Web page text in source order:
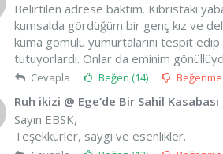
Belirtilen adrese baktım. Kıbrıstaki
kumsalda gördüğüm bir genç kız ve
kuma gömülü yumurtalarını tespit edip
tutuyorlardı. Onlar da eminim
Cevapla Beğen (14)
Ruh ikizi @ Ege’de Bir Sahil Kasabası
Sayın EBSK,
Teşekkürler, saygı ve esenlikler.